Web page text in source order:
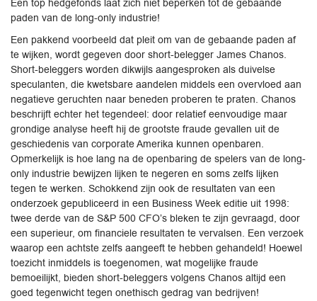
Een top hedgefonds laat zich niet beperken tot de gebaande
paden van de long-only industrie!
Een pakkend voorbeeld dat pleit om van de gebaande paden af
te wijken, wordt gegeven door short-belegger James Chanos.
Short-beleggers worden dikwijls aangesproken als duivelse
speculanten, die kwetsbare aandelen middels een overvloed aan
negatieve geruchten naar beneden proberen te praten. Chanos
beschrijft echter het tegendeel: door relatief eenvoudige maar
grondige analyse heeft hij de grootste fraude gevallen uit de
geschiedenis van corporate Amerika kunnen openbaren.
Opmerkelijk is hoe lang na de openbaring de spelers van de long-
only industrie bewijzen lijken te negeren en soms zelfs lijken
tegen te werken. Schokkend zijn ook de resultaten van een
onderzoek gepubliceerd in een Business Week editie uit 1998:
twee derde van de S&P 500 CFO’s bleken te zijn gevraagd, door
een superieur, om financiele resultaten te vervalsen. Een verzoek
waarop een achtste zelfs aangeeft te hebben gehandeld! Hoewel
toezicht inmiddels is toegenomen, wat mogelijke fraude
bemoeilijkt, bieden short-beleggers volgens Chanos altijd een
goed tegenwicht tegen onethisch gedrag van bedrijven!